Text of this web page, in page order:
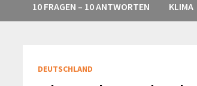
10 FRAGEN – 10 ANTWORTEN KLIMA
DEUTSCHLAND